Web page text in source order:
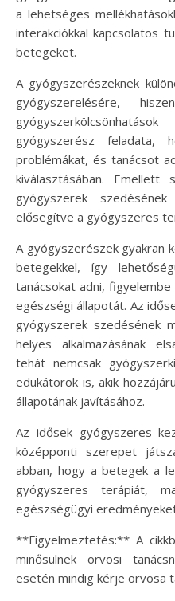
a lehetséges
interakciókkal kapcsolatos
betegeket.
A gyógyszerészeknek
gyógyszerelésére,
gyógyszerész feladata,
problémákat, és tanácsot
kiválasztásában.
gyógyszerek
elősegítve a gyógyszeres
A gyógyszerészek gyakran
betegekkel, így
tanácsokat adni,
egészségi állapotát. Az
gyógyszerek szedésének
helyes alkalmazásának
tehát nemcsak
edukátorok is, akik
állapotának javításához.
Az idősek gyógyszeres
középponti szerepet
abban, hogy a betegek a
gyógyszeres terápiát,
egészségügyi
**Figyelmeztetés:** A
minősülnek orvosi
esetén mindig kérje orvosa